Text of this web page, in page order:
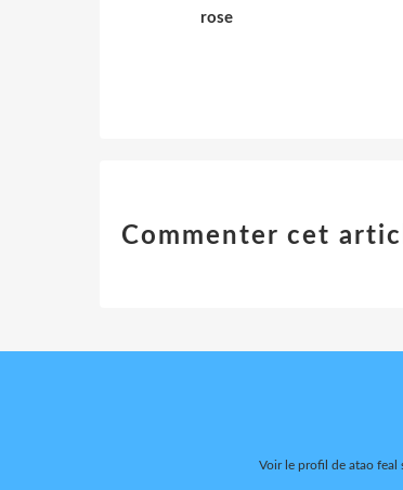
rose
Commenter cet
Voir le profil de atao feal